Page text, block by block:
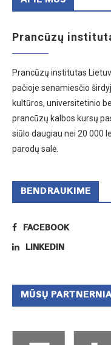
Prancūzų
Prancūzų institutas
pačioje senamiesčio
kultūros, universitetinio
prancūzų kalbos kursų
siūlo daugiau nei 20 000
parodų salė.
BENDRAUKIME
FACEBOOK
LINKEDIN
MŪSŲ